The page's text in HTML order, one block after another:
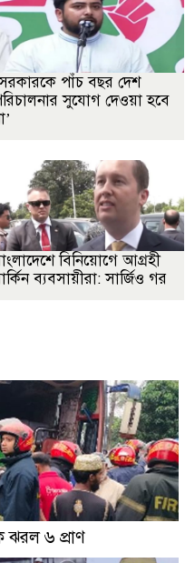
পাঁচ বছর দেশ
সুযোগ দেওয়া হবে
বিনিয়োগে আগ্রহী
ব্যবসায়ীরা: সার্জিও গর
ঝরল ৬ প্রাণ